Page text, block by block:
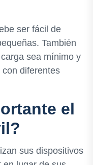
ser fácil de
También
sea mínimo y
diferentes
el
sus dispositivos